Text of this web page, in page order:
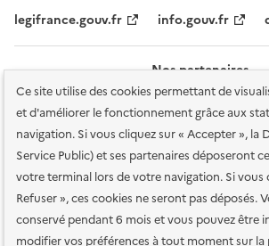
Ce site utilise des cookies permettant de
et d'améliorer le fonctionnement grâce aux
navigation. Si vous cliquez sur « Accepter », la
Service Public) et ses partenaires déposeront
votre terminal lors de votre navigation. Si vous
Refuser », ces cookies ne seront pas déposés.
conservé pendant 6 mois et vous pouvez être
modifier vos préférences à tout moment sur la
legifrance.gouv.fr info.gouv.fr
Nos partenaires
Plan du site Accessibilité : totalement conforme
services en ligne Mentions légales Données